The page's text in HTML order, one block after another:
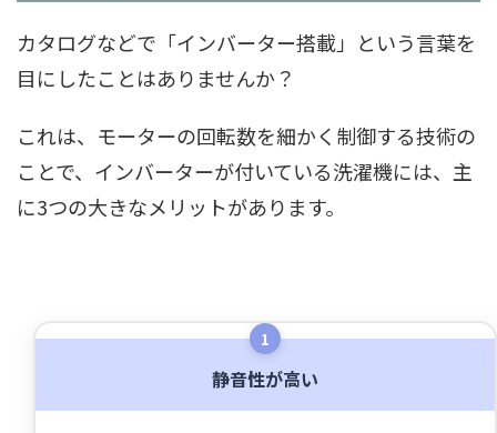
カタログなどで「インバーター搭載」という言葉を
目にしたことはありませんか？
これは、モーターの回転数を細かく制御する技術の
ことで、インバーターが付いている洗濯機には、主
に3つの大きなメリットがあります。
1
静音性が高い